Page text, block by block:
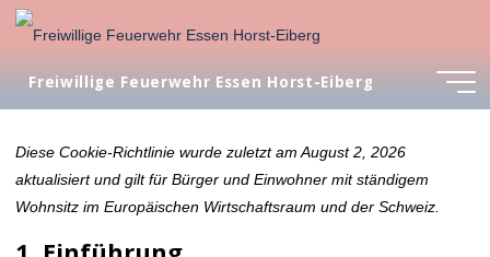
Zum
Inhalt
Freiwillige Feuerwehr Essen Horst-Eiberg
Diese Cookie-Richtlinie wurde zuletzt am August 2, 2026
aktualisiert und gilt für Bürger und Einwohner mit ständigem
Wohnsitz im Europäischen Wirtschaftsraum und der Schweiz.